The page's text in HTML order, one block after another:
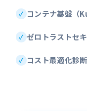
コンテナ基盤（
ゼロトラストセ
コスト最適化診断